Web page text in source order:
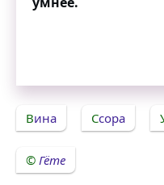
Вина Ссора
Гёте